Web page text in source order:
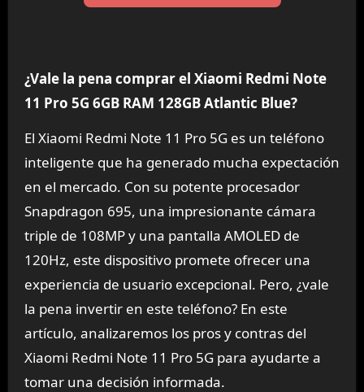
¿Vale la pena comprar el Xiaomi Redmi Note
11 Pro 5G 6GB RAM 128GB Atlantic Blue?
El Xiaomi Redmi Note 11 Pro 5G es un teléfono
inteligente que ha generado mucha expectación
en el mercado. Con su potente procesador
Snapdragon 695, una impresionante cámara
triple de 108MP y una pantalla AMOLED de
120Hz, este dispositivo promete ofrecer una
experiencia de usuario excepcional. Pero, ¿vale
la pena invertir en este teléfono? En este
artículo, analizaremos los pros y contras del
Xiaomi Redmi Note 11 Pro 5G para ayudarte a
tomar una decisión informada.